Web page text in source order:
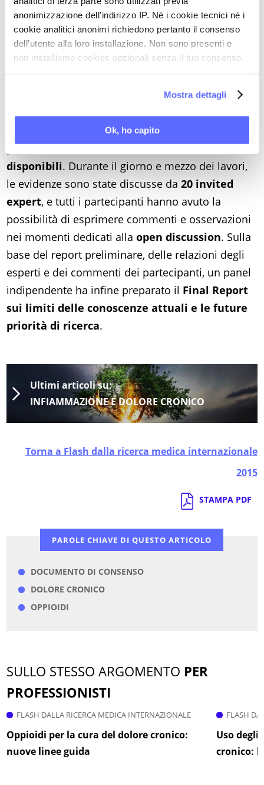
anonimizzazione dell’indirizzo IP. Né i cookie tecnici né i
cookie analitici anonimi richiedono pertanto il consenso
dell’utente alla loro installazione. Non sono presenti e
non installiamo cookies opzionali senza il tuo consenso.
Mostra dettagli
Ok, ho capito
per la riduzione dei rischi legati a queste terapie?
Il workshop è stato sponsorizzato dal NIH Office
of Disease Prevention (ODP), dal NIH Pain
Consortium, dal National Institute on Drug Abuse
e dal National Institute of Neurological Disorders
and Stroke. L’agenda dei lavori è stata elaborata
da un gruppo di lavoro multidisciplinare, mentre
un centro specializzato ha preparato
preliminare sulle evidenze scientifiche
disponibili. Durante il giorno e mezzo dei lavori,
le evidenze sono state discusse da20 invited
expert, e tutti i partecipanti hanno avuto la
possibilità di esprimere commenti e osservazioni
nei momenti dedicati allaopen discussion. Sulla
base del report preliminare, delle relazioni degli
esperti e dei commenti dei partecipanti, un panel
indipendente ha infine preparato il Final Report
sui limiti delle conoscenze attuali e le future
priorità di ricerca.
Ultimi articoli su:
INFIAMMAZIONE E DOLORE CRONICO
Torna a Flash dalla ricerca medica internazionale
2015
STAMPA PDF
PAROLE CHIAVE DI QUESTO ARTICOLO
DOCUMENTO DI CONSENSO
DOLORE CRONICO
OPPIOIDI
SULLO STESSO ARGOMENTO PER
PROFESSIONISTI
FLASH DALLA RICERCA MEDICA INTERNAZIONALE
Oppioidi per la cura del dolore cronico:
nuove linee guida
FLASH
Uso degli
cronico: